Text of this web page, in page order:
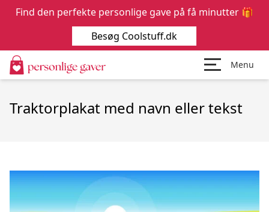
Menu
Traktorplakat med navn eller tekst
Find den perfekte personlige gave på få minutter 🎁
Besøg Coolstuff.dk